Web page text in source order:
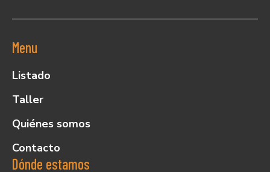
Menu
Listado
Taller
Quiénes somos
Contacto
Dónde estamos